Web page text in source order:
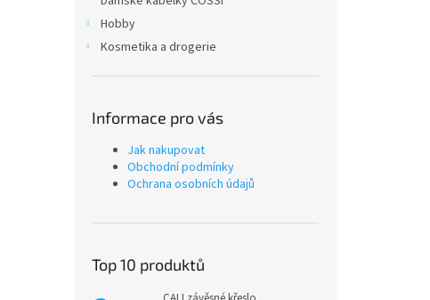
Hobby
Kosmetika a drogerie
Informace pro vás
Jak nakupovat
Obchodní podmínky
Ochrana osobních údajů
Top 10 produktů